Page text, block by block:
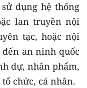
dụng hệ thống
lan truyền nội
tạc, hoặc nội
an ninh quốc
dự, nhân phẩm,
chức, cá nhân.